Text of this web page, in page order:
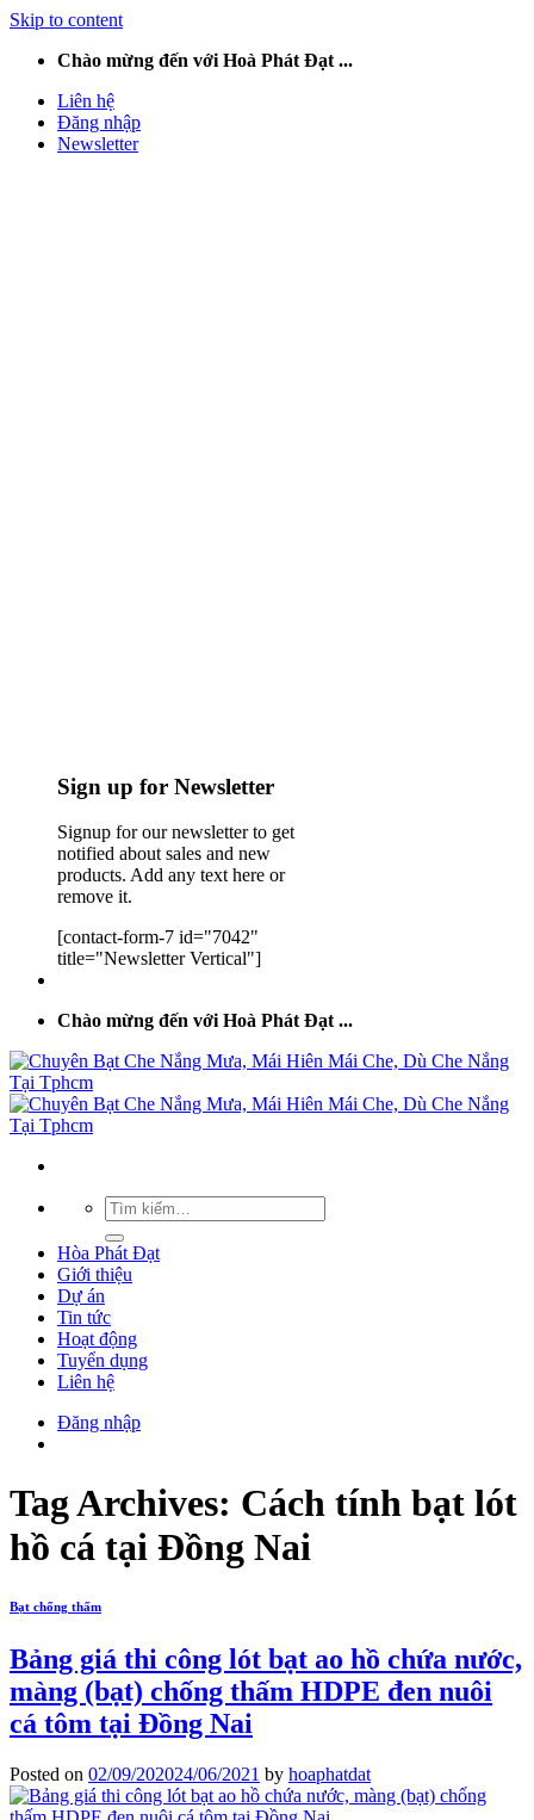
Skip to content
Chào mừng đến với Hoà Phát Đạt ...
Liên hệ
Đăng nhập
Newsletter
Sign up for Newsletter
Signup for our newsletter to get
notified about sales and new
products. Add any text here or
remove it.
[contact-form-7 id="7042"
title="Newsletter Vertical"]
Chào mừng đến với Hoà Phát Đạt ...
Hòa Phát Đạt
Giới thiệu
Dự án
Tin tức
Hoạt động
Tuyển dụng
Liên hệ
Đăng nhập
Tag Archives: Cách tính bạt lót
hồ cá tại Đồng Nai
Bạt chống thấm
Bảng giá thi công lót bạt ao hồ chứa nước,
màng (bạt) chống thấm HDPE đen nuôi
cá tôm tại Đồng Nai
Posted on 02/09/202024/06/2021 by hoaphatdat